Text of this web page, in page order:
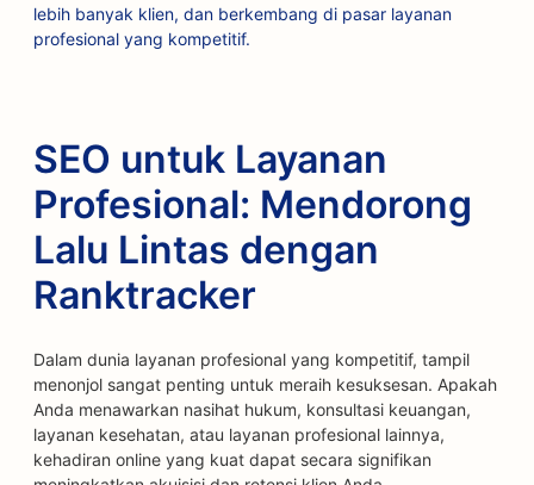
lebih banyak klien, dan berkembang di pasar layanan
profesional yang kompetitif.
SEO untuk Layanan
Profesional: Mendorong
Lalu Lintas dengan
Ranktracker
Dalam dunia layanan profesional yang kompetitif, tampil
menonjol sangat penting untuk meraih kesuksesan. Apakah
Anda menawarkan nasihat hukum, konsultasi keuangan,
layanan kesehatan, atau layanan profesional lainnya,
kehadiran online yang kuat dapat secara signifikan